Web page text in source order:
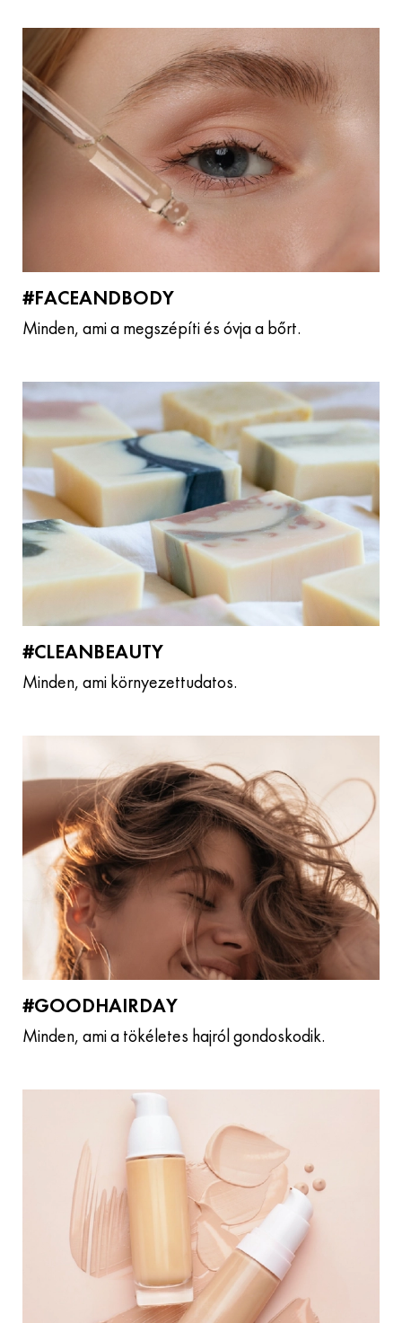
#FACEANDBODY
Minden, ami a megszépíti és óvja a bőrt.
#CLEANBEAUTY
Minden, ami környezettudatos.
#GOODHAIRDAY
Minden, ami a tökéletes hajról gondoskodik.